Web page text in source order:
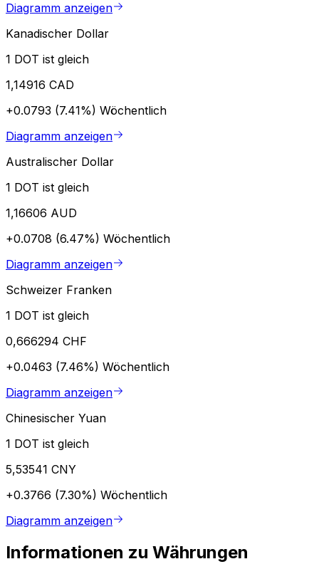
Diagramm anzeigen
Kanadischer Dollar
1 DOT ist gleich
1,14916 CAD
+0.0793 (7.41%) Wöchentlich
Diagramm anzeigen
Australischer Dollar
1 DOT ist gleich
1,16606 AUD
+0.0708 (6.47%) Wöchentlich
Diagramm anzeigen
Schweizer Franken
1 DOT ist gleich
0,666294 CHF
+0.0463 (7.46%) Wöchentlich
Diagramm anzeigen
Chinesischer Yuan
1 DOT ist gleich
5,53541 CNY
+0.3766 (7.30%) Wöchentlich
Diagramm anzeigen
Informationen zu Währungen